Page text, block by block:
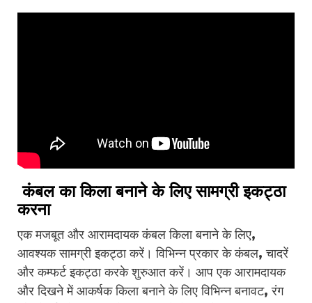
कंबल का किला बनाने के लिए सामग्री इकट्ठा
करना
एक मजबूत और आरामदायक कंबल किला बनाने के लिए,
आवश्यक सामग्री इकट्ठा करें। विभिन्न प्रकार के कंबल, चादरें
और कम्फर्ट इकट्ठा करके शुरुआत करें। आप एक आरामदायक
और दिखने में आकर्षक किला बनाने के लिए विभिन्न बनावट, रंग